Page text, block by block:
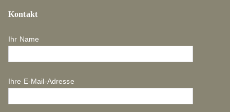
Kontakt
Ihr Name
Ihre E-Mail-Adresse